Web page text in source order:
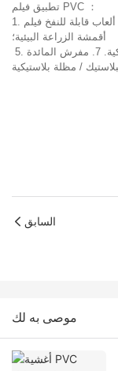
تطبيق فيلم PVC ：
1. ألعاب قابلة للنفخ فيلم PVC؛ 2. فيلم PVC الزخرفية. 3. فيلم واقية؛ 4.
أقمشة الزراعة البيئية؛
5. الشريط الكهربائي 6. ستارة الحمام البلاستيكية. 7. مفرش المائدة
السابق
موصى به لك